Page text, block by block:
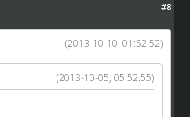
#8
(2013-10-10, 01:52:52)
(2013-10-05, 05:52:55)